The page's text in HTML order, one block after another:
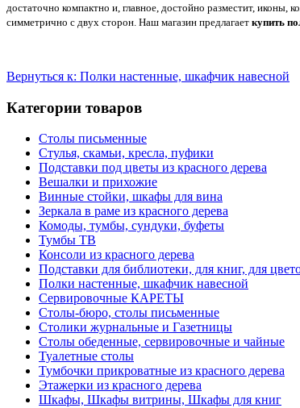
достаточно компактно и, главное, достойно разместит,
симметрично с двух сторон. Наш магазин предлагает купить
Вернуться к: Полки настенные, шкафчик навесной
Категории товаров
Столы письменные
Стулья, скамьи, кресла, пуфики
Подставки под цветы из красного дерева
Вешалки и прихожие
Винные стойки, шкафы для вина
Зеркала в раме из красного дерева
Комоды, тумбы, сундуки, буфеты
Тумбы ТВ
Консоли из красного дерева
Подставки для библиотеки, для книг, для
Полки настенные, шкафчик навесной
Сервировочные КАРЕТЫ
Столы-бюро, столы письменные
Столики журнальные и Газетницы
Столы обеденные, сервировочные и чайные
Туалетные столы
Тумбочки прикроватные из красного дерева
Этажерки из красного дерева
Шкафы, Шкафы витрины, Шкафы для книг